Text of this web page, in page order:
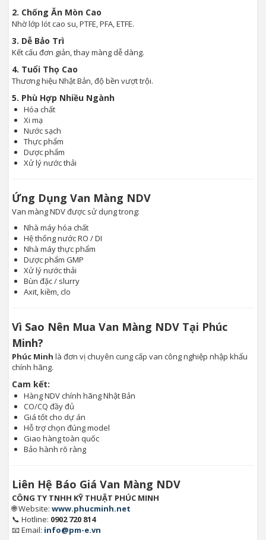
2. Chống Ăn Mòn Cao
Nhờ lớp lót cao su, PTFE, PFA, ETFE.
3. Dễ Bảo Trì
Kết cấu đơn giản, thay màng dễ dàng.
4. Tuổi Thọ Cao
Thương hiệu Nhật Bản, độ bền vượt trội.
5. Phù Hợp Nhiều Ngành
Hóa chất
Xi mạ
Nước sạch
Thực phẩm
Dược phẩm
Xử lý nước thải
Ứng Dụng Van Màng NDV
Van màng NDV được sử dụng trong:
Nhà máy hóa chất
Hệ thống nước RO / DI
Nhà máy thực phẩm
Dược phẩm GMP
Xử lý nước thải
Bùn đặc / slurry
Axit, kiềm, clo
Vì Sao Nên Mua Van Màng NDV Tại Phúc
Minh?
Phúc Minh là đơn vị chuyên cung cấp van công nghiệp nhập khẩu
chính hãng.
Cam kết:
Hàng NDV chính hãng Nhật Bản
CO/CQ đầy đủ
Giá tốt cho dự án
Hỗ trợ chọn đúng model
Giao hàng toàn quốc
Bảo hành rõ ràng
Liên Hệ Báo Giá Van Màng NDV
CÔNG TY TNHH KỸ THUẬT PHÚC MINH
🌐 Website: www.phucminh.net
📞 Hotline: 0902 720 814
📧 Email: info@pm-e.vn